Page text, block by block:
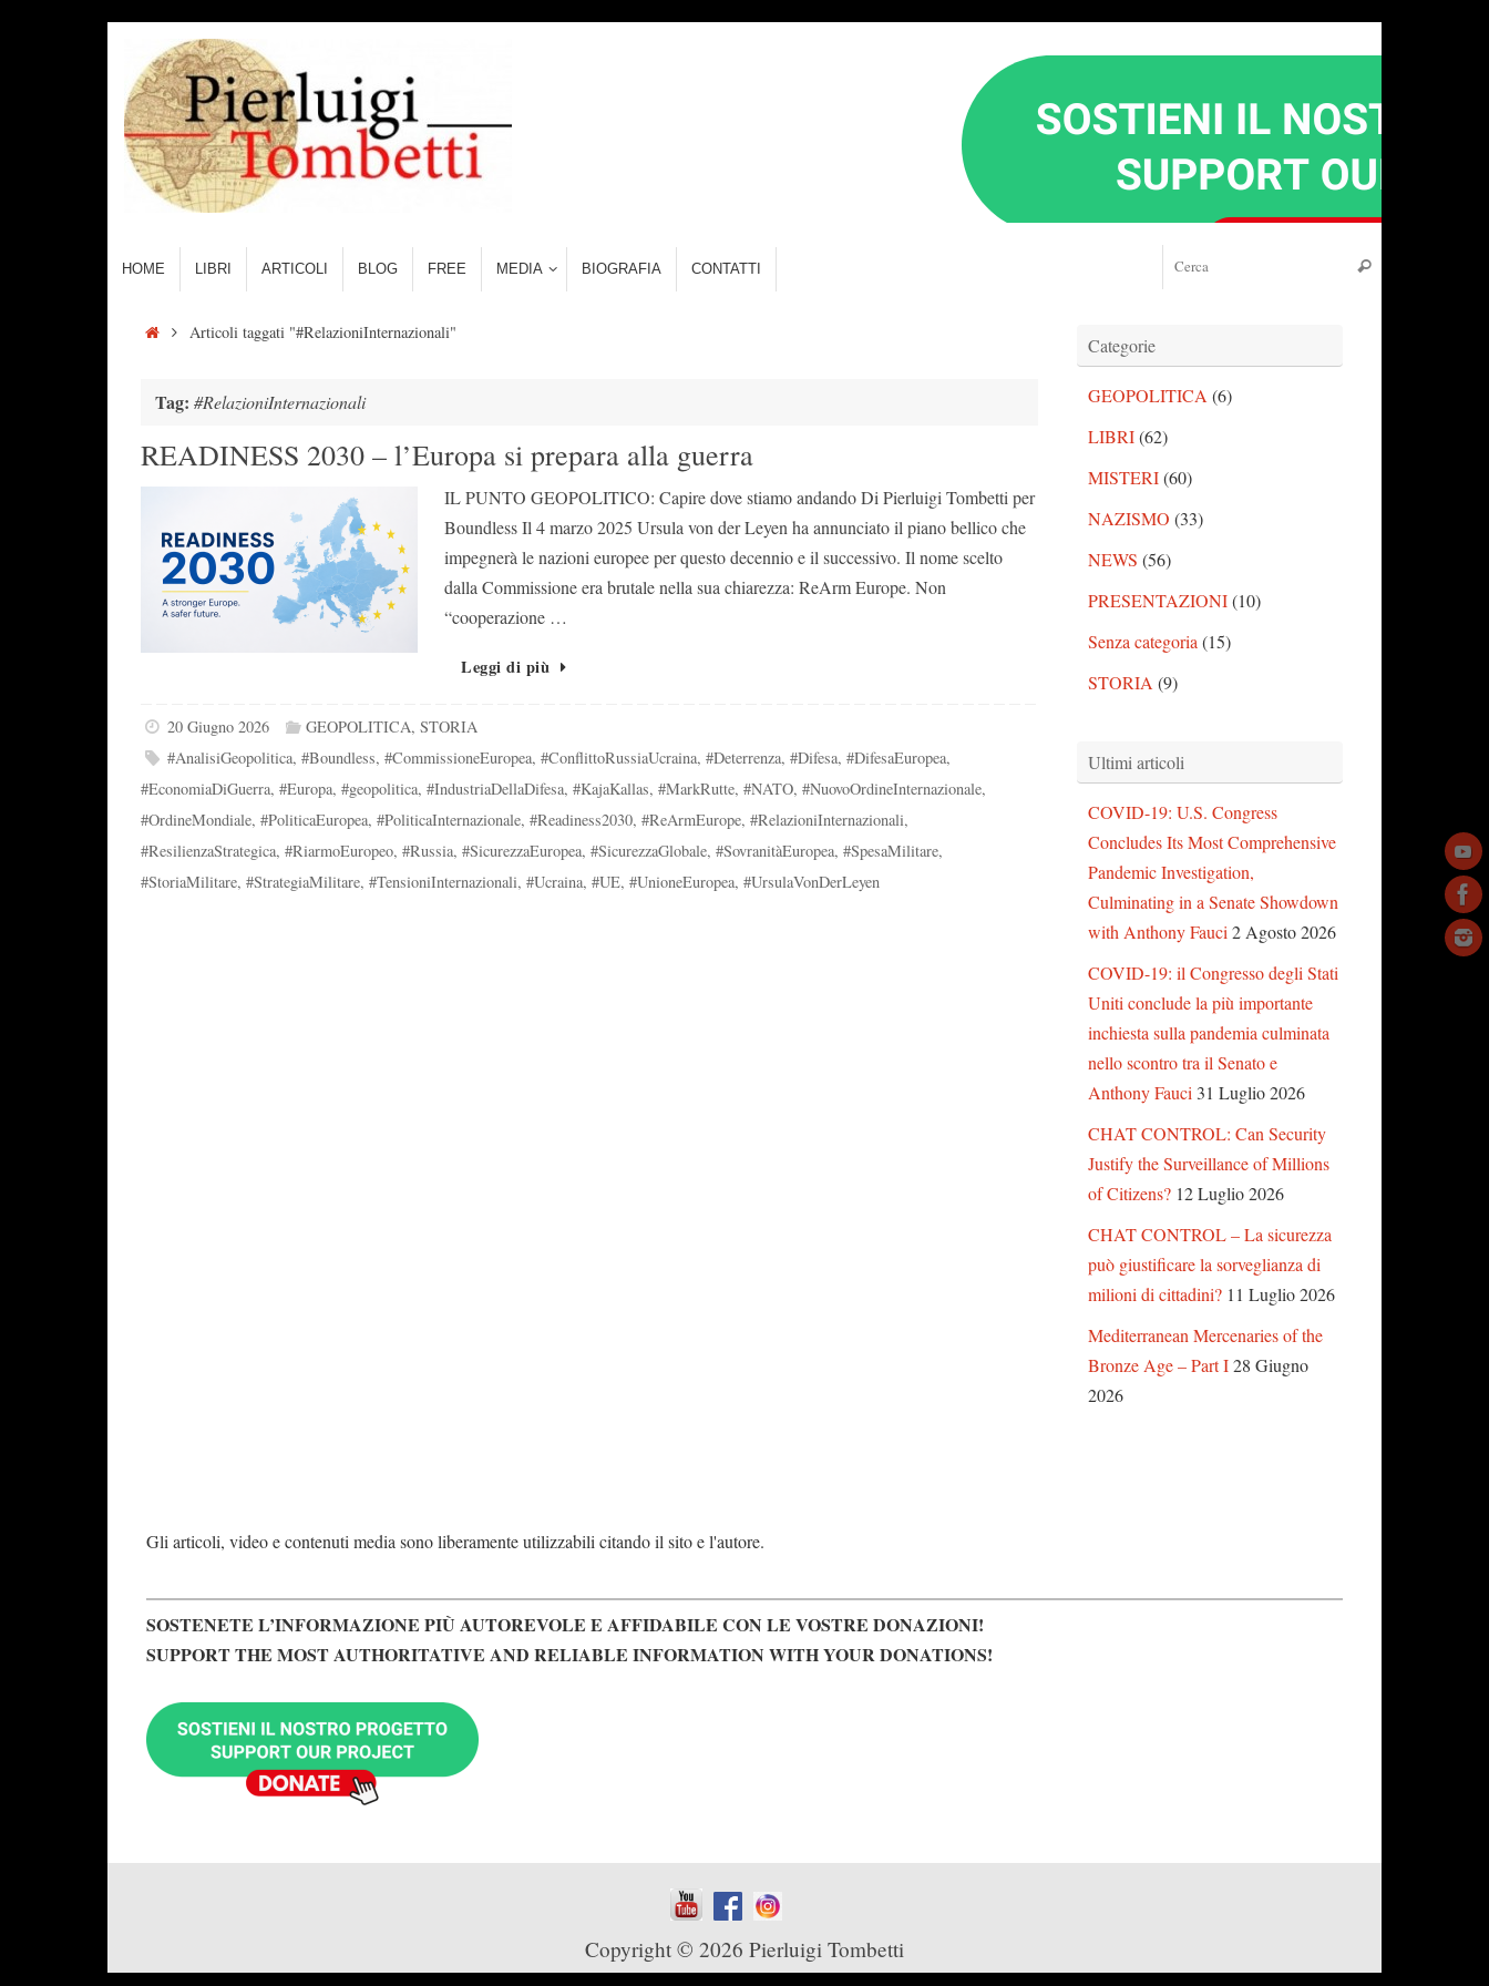
HOME LIBRI ARTICOLI BLOG FREE MEDIA BIOGRAFIA CONTATTI Cerca
HomeArticoli taggati "#RelazioniInternazionali"
Tag: #RelazioniInternazionali
READINESS 2030 – l’Europa si prepara alla guerra
IL PUNTO GEOPOLITICO: Capire dove stiamo andando Di Pierluigi Tombetti per
Boundless Il 4 marzo 2025 Ursula von der Leyen ha annunciato il piano bellico che
impegnerà le nazioni europee per questo decennio e il successivo. Il nome scelto
dalla Commissione era brutale nella sua chiarezza: ReArm Europe. Non
“cooperazione …
Leggi di più
20 Giugno 2026 GEOPOLITICA, STORIA
#AnalisiGeopolitica,#Boundless,#CommissioneEuropea,#ConflittoRussiaUcraina,#Deterrenza,#Difesa,#DifesaEuropea,
#EconomiaDiGuerra, #Europa, #geopolitica, #IndustriaDellaDifesa, #KajaKallas, #MarkRutte, #NATO, #NuovoOrdineInternazionale,
#OrdineMondiale, #PoliticaEuropea, #PoliticaInternazionale, #Readiness2030, #ReArmEurope, #RelazioniInternazionali,
#ResilienzaStrategica, #RiarmoEuropeo, #Russia, #SicurezzaEuropea, #SicurezzaGlobale, #SovranitàEuropea, #SpesaMilitare,
#StoriaMilitare, #StrategiaMilitare, #TensioniInternazionali, #Ucraina, #UE, #UnioneEuropea, #UrsulaVonDerLeyen
Categorie
GEOPOLITICA (6)
LIBRI(62)
MISTERI(60)
NAZISMO (33)
NEWS (56)
PRESENTAZIONI(10)
Senza categoria (15)
STORIA (9)
Ultimi articoli
COVID-19: U.S. Congress
Concludes Its Most Comprehensive
Pandemic Investigation,
Culminating in a Senate Showdown
with Anthony Fauci 2 Agosto 2026
COVID-19: il Congresso degli Stati
Uniti conclude la più importante
inchiesta sulla pandemia culminata
nello scontro tra il Senato e
Anthony Fauci 31 Luglio 2026
CHAT CONTROL: Can Security
Justify the Surveillance of Millions
of Citizens? 12 Luglio 2026
CHAT CONTROL – La sicurezza
può giustificare la sorveglianza di
milioni di cittadini? 11 Luglio 2026
Mediterranean Mercenaries of the
Bronze Age – Part I28 Giugno
2026
Gli articoli, video e contenuti media sono liberamente utilizzabili citando il sito e l'autore.
SOSTENETE L’INFORMAZIONE PIÙ AUTOREVOLE E AFFIDABILE CON LE VOSTRE DONAZIONI!
SUPPORT THE MOST AUTHORITATIVE AND RELIABLE INFORMATION WITH YOUR DONATIONS!
Copyright © 2026 Pierluigi Tombetti